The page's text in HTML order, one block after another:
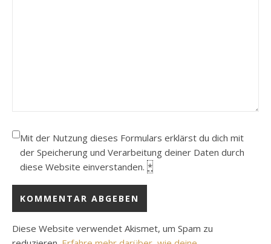
Mit der Nutzung dieses Formulars erklärst du dich mit
der Speicherung und Verarbeitung deiner Daten durch
diese Website einverstanden. *
Diese Website verwendet Akismet, um Spam zu